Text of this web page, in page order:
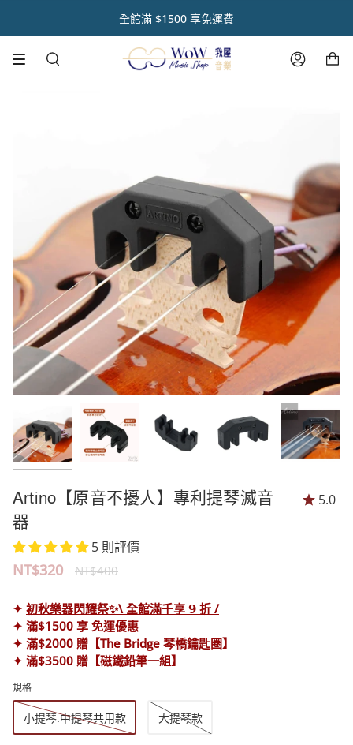
初 秋 樂 器 閃 耀 祭 🌿【 全 館 滿 千 享 𝟵 折 】
全館滿 $1500 享免運費
熱銷商品✨ 魔鏡樂器拋光膏🪞
音樂人送禮首選【禮盒優惠套組 🎁】
註冊官網會員 【領取點數1000點】🌟
搜
帳
Artino【原音不擾人】專利提琴滅音
器
5 則評價
5.0
NT$320
正
價
格
NT$400
✦ 初秋樂器閃耀祭✨\ 全館滿千享 𝟵 折 /
✦ 滿$1500 享 免運優惠
✦ 滿$2000 贈【The Bridge 琴橋鑰匙圈】
✦ 滿$3500 贈【磁鐵鉛筆一組】
規格
小提琴.中提琴共用款 大提琴款